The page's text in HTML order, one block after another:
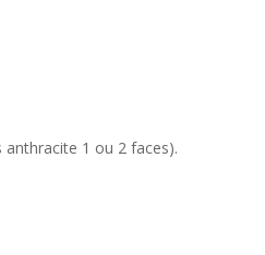
1 ou 2 faces).